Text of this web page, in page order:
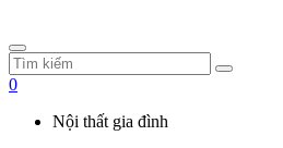
0
Nội thất gia đình